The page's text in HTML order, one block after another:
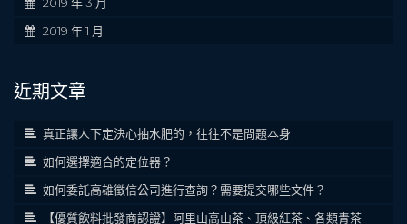
2019 年 3 月
2019 年 1 月
近期文章
真正讓人下定決心抽水肥的，往往不是問題本身
如何選擇適合的定位器？
如何委託高雄徵信公司進行查詢？需要提交哪些文件？
【優質飲料批發商認證】阿里山高山茶、頂級紅茶、各類青茶